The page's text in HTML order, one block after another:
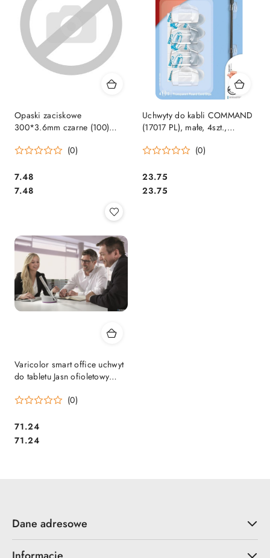
Opaski zaciskowe
300*3.6mm czarne (100)
(0)
Cena:
7.48
Cena:
7.48
Uchwyty do kabli COMMAND
(17017 PL), małe, 4szt.,
(0)
Cena:
23.75
Cena:
23.75
Varicolor smart office uchwyt
do tabletu Jasn ofioletowy
(0)
Cena:
71.24
Cena:
71.24
Dane adresowe